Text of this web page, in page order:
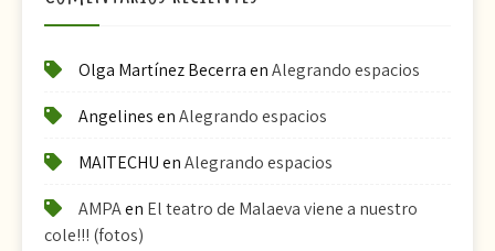
Olga Martínez BecerraenAlegrando espacios
AngelinesenAlegrando espacios
MAITECHUenAlegrando espacios
AMPAen El teatro de Malaeva viene a nuestro
cole!!! (fotos)